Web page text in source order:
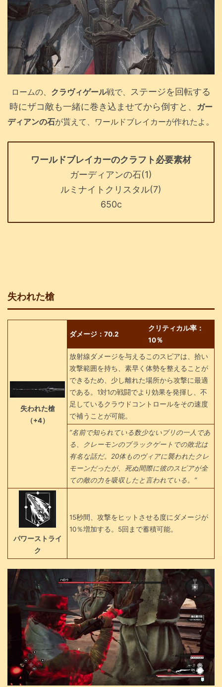
ロームの、 クラヴィゲール戦で、
ステージを回転する
時にザコ敵も一緒に巻き込ませてから倒すと、 ガー
ディアンの石が貰えて、ワールドブレイカーが作れたよ 。
ワールドブレイカーのクラフト必要素材
ガーディアンの石(1)
ルミナイトクリスタル(7)
650c
失われた槍
失われた槍
（+4）
ダメージ：70.2
クリティカル率：
10％
放射線ダメージを与えるこのスピアは、拾い
攻撃範囲を持ち、素早く体勢を整えることが
できるため、少し離れた場所から攻撃に最適
である。1対1の戦闘でより効果を発揮し、不
足しているクラウドコントロールをその速度
で補うことが可能。
”名前で知られている数少ないブリの一人であ
る、クレーモンのブラックゲートでの敗北は
有名な話だ。20体ものヴィアに襲われたクレ
モーンだったが、死ぬ間際に彼のスピアが全
ての敵の力を吸収したと言われている。”
パワーストライ
ク
15秒間、攻撃をヒットさせる度にダメージが
10％増加する。5回まで蓄積可能。